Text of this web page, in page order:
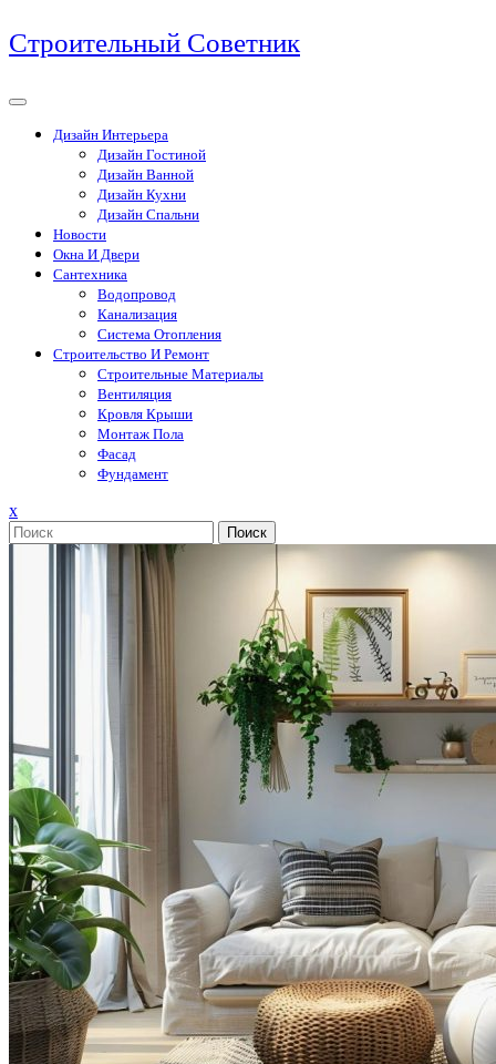
Перейти
к
Строительный Советник
Дизайн Интерьера
Дизайн Гостиной
Дизайн Ванной
Дизайн Кухни
Дизайн Спальни
Новости
Окна И Двери
Сантехника
Водопровод
Канализация
Система Отопления
Строительство И Ремонт
Строительные Материалы
Вентиляция
Кровля Крыши
Монтаж Пола
Фасад
Фундамент
xЗакрыть
меню
Поиск